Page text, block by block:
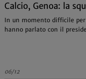
Calcio, Genoa: la
In un momento difficile
hanno parlato con il
06/12